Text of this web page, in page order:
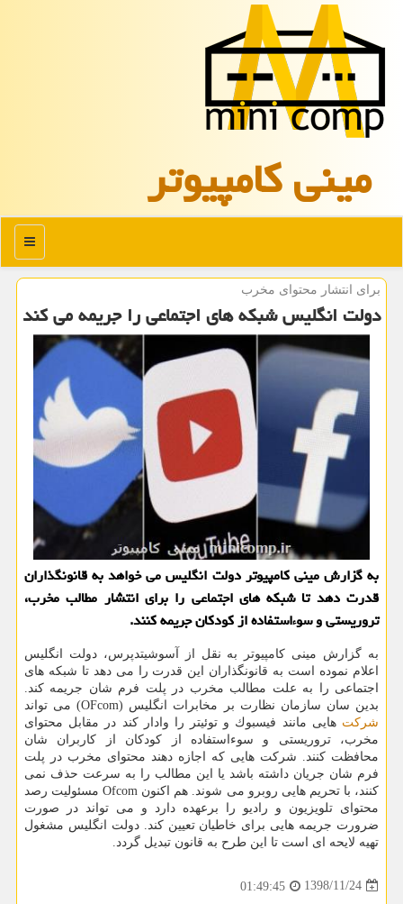
مینی كامپیوتر
منو
برای انتشار محتوای مخرب
دولت انگلیس شبكه های اجتماعی را جریمه می كند
به گزارش مینی كامپیوتر دولت انگلیس می خواهد به قانونگذاران
قدرت دهد تا شبكه های اجتماعی را برای انتشار مطالب مخرب،
تروریستی و سوءاستفاده از كودكان جریمه كنند.
به گزارش مینی كامپیوتر به نقل از آسوشیتدپرس، دولت انگلیس
اعلام نموده است به قانونگذاران این قدرت را می دهد تا شبكه های
اجتماعی را به علت مطالب مخرب در پلت فرم شان جریمه كند.
بدین سان سازمان نظارت بر مخابرات انگلیس (OFcom) می تواند
شركت هایی مانند فیسبوك و توئیتر را وادار كند در مقابل محتوای
مخرب، تروریستی و سوءاستفاده از كودكان از كاربران شان
محافظت كنند. شركت هایی كه اجازه دهند محتوای مخرب در پلت
فرم شان جریان داشته باشد یا این مطالب را به سرعت حذف نمی
كنند، با تحریم هایی روبرو می شوند. هم اكنون Ofcom مسئولیت رصد
محتوای تلویزیون و رادیو را برعهده دارد و می تواند در صورت
ضرورت جریمه هایی برای خاطیان تعیین كند. دولت انگلیس مشغول
تهیه لایحه ای است تا این طرح به قانون تبدیل گردد.
1398/11/24
01:49:45